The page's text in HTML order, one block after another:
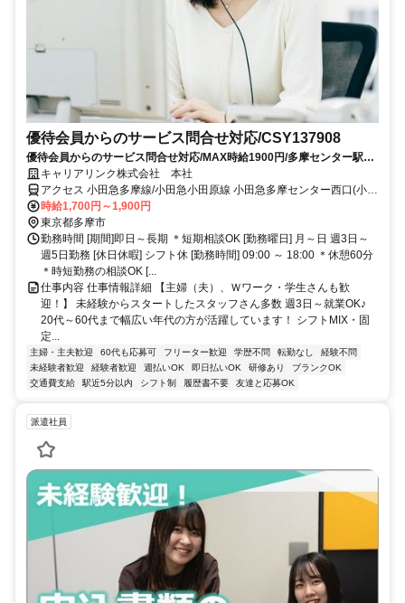
優待会員からのサービス問合せ対応/CSY137908
優待会員からのサービス問合せ対応/MAX時給1900円/多摩センター駅徒
歩5分/未経験OK
キャリアリンク株式会社 本社
アクセス 小田急多摩線/小田急小田原線 小田急多摩センター西口(小田
急)徒歩約17分、京王相模原線 京王多摩センター中央口(京王)徒歩約
18分、多摩都市モノレール線 多摩センター出口1徒歩約18分 各線 多
摩センター駅 徒歩5分 ＊府中・調布にも勤務地あり！ご相談ください
時給1,700円～1,900円
東京都多摩市
勤務時間 [期間]即日～長期 ＊短期相談OK [勤務曜日] 月～日 週3日～
週5日勤務 [休日休暇] シフト休 [勤務時間] 09:00 ～ 18:00 ＊休憩60分
＊時短勤務の相談OK [...
仕事内容 仕事情報詳細 【主婦（夫）、Ｗワーク・学生さんも歓
迎！】 未経験からスタートしたスタッフさん多数 週3日～就業OK♪
20代～60代まで幅広い年代の方が活躍しています！ シフトMIX・固
定...
主婦・主夫歓迎 60代も応募可 フリーター歓迎 学歴不問 転勤なし
経験不問
未経験者歓迎
経験者歓迎 週払いOK 即日払いOK 研修あり
ブランクOK
交通費支給
駅近5分以内 シフト制 履歴書不要 友達と応募OK
派遣社員